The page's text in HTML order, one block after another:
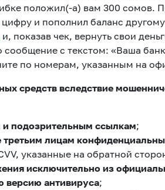
положил(-а) вам 300 сомов.
и пополнил баланс
и, показав чек, вернуть свои
с текстом: «Ваша
по номерам, указанным на
средств вследствие
и подозрительным ссылкам;
третьим лицам
указанные на обратной
исключительно из
версию антивируса;